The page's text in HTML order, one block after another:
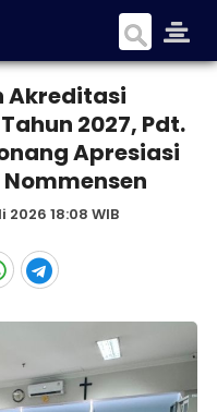
Akreditasi
2027, Pdt.
Apresiasi
18:08 WIB